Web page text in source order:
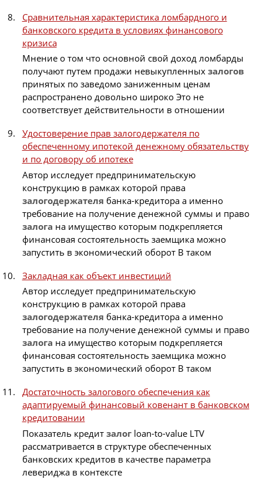
Сравнительная характеристика ломбардного и
банковского кредита в условиях финансового
кризиса
Мнение о том что основной свой доход ломбарды
получают путем продажи невыкупленных залогов
принятых по заведомо заниженным ценам
распространено довольно широко Это не
соответствует действительности в отношении
Удостоверение прав залогодержателя по
обеспеченному ипотекой денежному обязательству
и по договору об ипотеке
Автор исследует предпринимательскую
конструкцию в рамках которой права
залогодержателя банка-кредитора а именно
требование на получение денежной суммы и право
залога на имущество которым подкрепляется
финансовая состоятельность заемщика можно
запустить в экономический оборот В таком
Закладная как объект инвестиций
Автор исследует предпринимательскую
конструкцию в рамках которой права
залогодержателя банка-кредитора а именно
требование на получение денежной суммы и право
залога на имущество которым подкрепляется
финансовая состоятельность заемщика можно
запустить в экономический оборот В таком
Достаточность залогового обеспечения как
адаптируемый финансовый ковенант в банковском
кредитовании
Показатель кредит залогloan-to-value LTV
рассматривается в структуре обеспеченных
банковских кредитов в качестве параметра
левериджа в контексте